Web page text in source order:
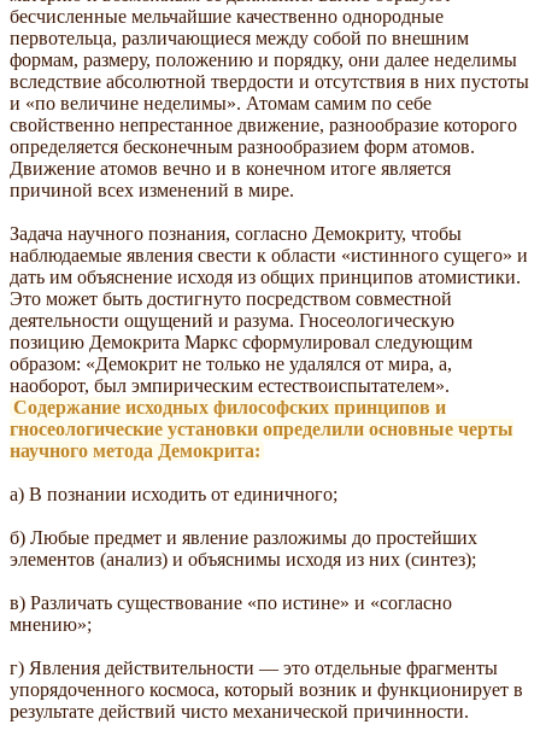
бесчисленные мельчайшие качественно однородные
первотельца, различающиеся между собой по внешним
формам, размеру, положению и порядку, они далее неделимы
вследствие абсолютной твердости и отсутствия в них пустоты
и «по величине неделимы». Атомам самим по себе
свойственно непрестанное движение, разнообразие которого
определяется бесконечным разнообразием форм атомов.
Движение атомов вечно и в конечном итоге является
причиной всех изменений в мире.
Задача научного познания, согласно Демокриту, чтобы
наблюдаемые явления свести к области «истинного сущего» и
дать им объяснение исходя из общих принципов атомистики.
Это может быть достигнуто посредством совместной
деятельности ощущений и разума. Гносеологическую
позицию Демокрита Маркс сформулировал следующим
образом: «Демокрит не только не удалялся от мира, а,
наоборот, был эмпирическим естествоиспытателем».
Содержание исходных философских принципов и
гносеологические установки определили основные черты
научного метода Демокрита:
а) В познании исходить от единичного;
б) Любые предмет и явление разложимы до простейших
элементов (анализ) и объяснимы исходя из них (синтез);
в) Различать существование «по истине» и «согласно
мнению»;
г) Явления действительности — это отдельные фрагменты
упорядоченного космоса, который возник и функционирует в
результате действий чисто механической причинности.